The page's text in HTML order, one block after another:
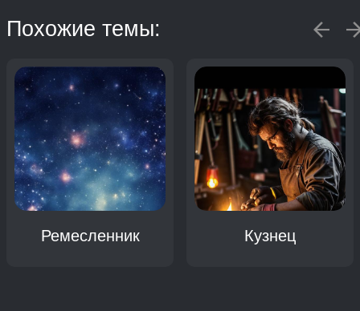
Похожие темы:
Ремесленник Кузнец